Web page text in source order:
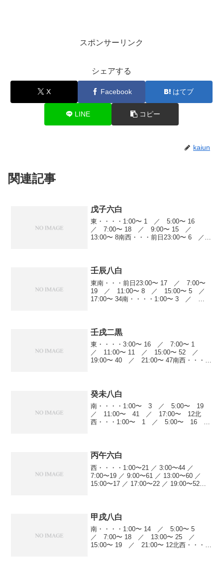
スポンサーリンク
シェアする
X Facebook はてブ
LINE コピー
kaiun
関連記事
戊子六白
東・・・・1:00〜 1 ／ 5:00〜 16
／ 7:00〜 18 ／ 9:00〜 15 ／
13:00〜 8南西・・・前日23:00〜 6 ／
壬辰八白
東南・・・前日23:00〜 17 ／ 7:00〜
19 ／ 11:00〜 8 ／ 15:00〜 5 ／
17:00〜 34南・・・・1:00〜 3 ／
壬戌二黒
東・・・・3:00〜 16 ／ 7:00〜 1
／ 11:00〜 11 ／ 15:00〜 52 ／
19:00〜 40 ／ 21:00〜 47南西・・・前
癸未八白
南・・・・1:00〜 3 ／ 5:00〜 19
／ 11:00〜 41 ／ 17:00〜 12北
西・・・1:00〜 1 ／ 5:00〜 16
丙午六白
西・・・・1:00〜21 ／ 3:00〜44 ／
7:00〜19 ／ 9:00〜61 ／ 13:00〜60 ／
15:00〜17 ／ 17:00〜22 ／ 19:00〜52北
甲戌八白
南・・・・1:00〜 14 ／ 5:00〜 5
／ 7:00〜 18 ／ 13:00〜 25 ／
15:00〜 19 ／ 21:00〜 12北西・・・